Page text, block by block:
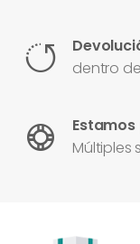
dentro
Múltiples